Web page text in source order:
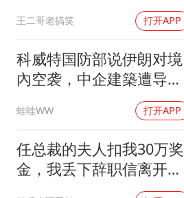
王二哥老搞笑 打开APP
科威特国防部说伊朗对境
內空袭，中企建築遭导弹
击中｜介文汲.谢寒冰.张
延廷｜辣晚报20260806
蛙哇WW 打开APP
任总裁的夫人扣我30万奖
金，我丢下辞职信离开，
当晚她慌忙问：甲方只和